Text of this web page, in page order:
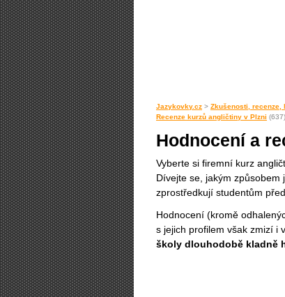
Jazykovky.cz > Zkušenosti, recenze,
Recenze kurzů angličtiny v Plzni
Hodnocení a
Vyberte si firemní kurz
Dívejte se, jakým
zprostředkují studentům
Hodnocení (kromě
s jejich profilem však zmizí i
školy dlouhodobě kladně